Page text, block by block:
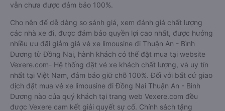
vẫn chưa được đảm bảo 100%.
Cho nên để dễ dàng so sánh giá, xem đánh giá chất lượng
các nhà xe đi, được đảm bảo quyền lợi cao nhất, được hưởng
nhiều ưu đãi giảm giá vé xe limousine đi Thuận An - Bình
Dương từ Đồng Nai, hành khách có thể đặt mua tại website
Vexere.com- Hệ thống đặt vé xe khách chất lượng, và uy tín
nhất tại Việt Nam, đảm bảo giữ chỗ 100%. Đối với bất cứ giao
dịch đặt mua vé xe limousine đi Đồng Nai Thuận An - Bình
Dương nào của quý khách tại trang web Vexere.com đều
được Vexere cam kết giải quyết sự cố. Chính sách tặng